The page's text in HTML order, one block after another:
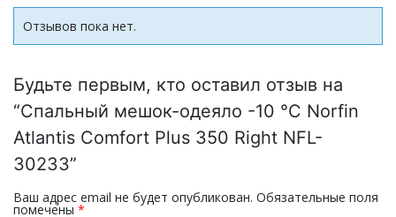
Отзывов пока нет.
Будьте первым, кто оставил отзыв на
“Спальный мешок-одеяло -10 °С Norfin
Atlantis Comfort Plus 350 Right NFL-
30233”
Ваш адрес email не будет опубликован. Обязательные поля
помечены *